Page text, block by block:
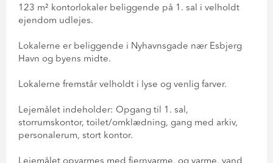
123 m² kontorlokaler beliggende på 1. sal i velholdt
ejendom udlejes.
Lokalerne er beliggende i Nyhavnsgade nær Esbjerg
Havn og byens midte.
Lokalerne fremstår velholdt i lyse og venlig farver.
Lejemålet indeholder: Opgang til 1. sal,
storrumskontor, toilet/omklædning, gang med arkiv,
personalerum, stort kontor.